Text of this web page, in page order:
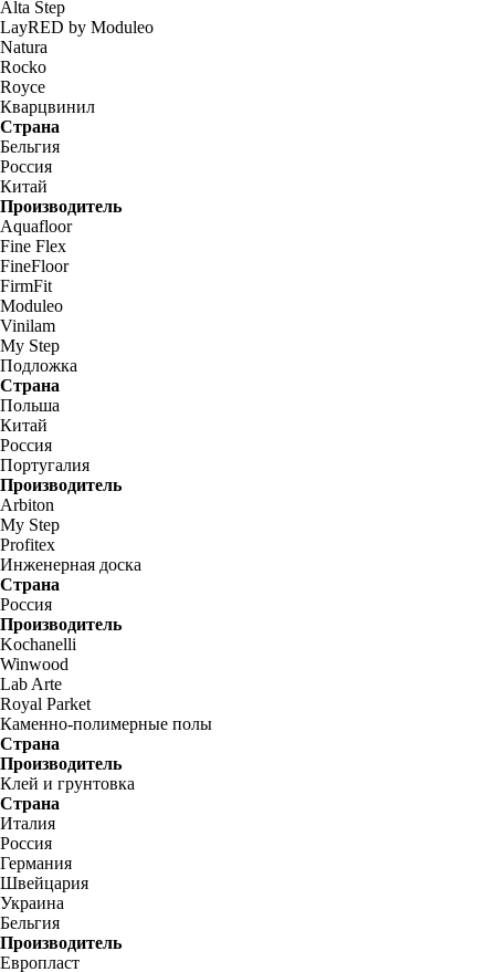
Alta Step
LayRED by Moduleo
Natura
Rocko
Royce
Кварцвинил
Страна
Бельгия
Россия
Китай
Производитель
Aquafloor
Fine Flex
FineFloor
FirmFit
Moduleo
Vinilam
My Step
Подложка
Страна
Польша
Китай
Россия
Португалия
Производитель
Arbiton
My Step
Profitex
Инженерная доска
Страна
Россия
Производитель
Kochanelli
Winwood
Lab Arte
Royal Parket
Каменно-полимерные полы
Страна
Производитель
Клей и грунтовка
Страна
Италия
Россия
Германия
Швейцария
Украина
Бельгия
Производитель
Европласт